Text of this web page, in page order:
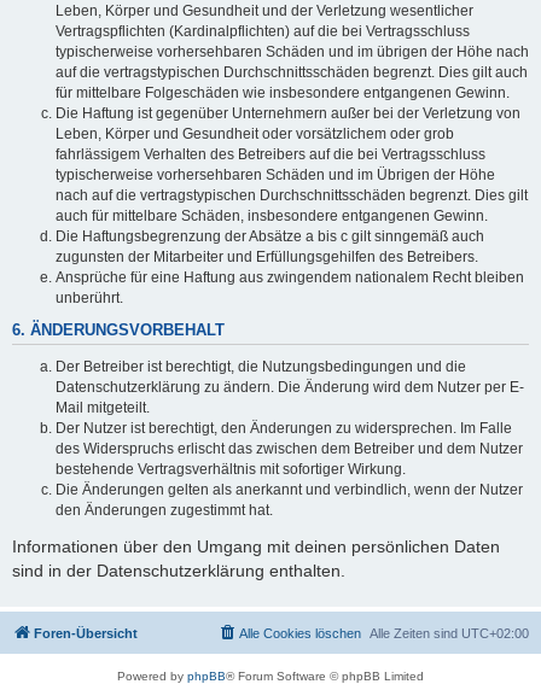
Leben, Körper und Gesundheit und der Verletzung wesentlicher
Vertragspflichten (Kardinalpflichten) auf die bei Vertragsschluss
typischerweise vorhersehbaren Schäden und im übrigen der Höhe nach
auf die vertragstypischen Durchschnittsschäden begrenzt. Dies gilt auch
für mittelbare Folgeschäden wie insbesondere entgangenen Gewinn.
Die Haftung ist gegenüber Unternehmern außer bei der Verletzung von
Leben, Körper und Gesundheit oder vorsätzlichem oder grob
fahrlässigem Verhalten des Betreibers auf die bei Vertragsschluss
typischerweise vorhersehbaren Schäden und im Übrigen der Höhe
nach auf die vertragstypischen Durchschnittsschäden begrenzt. Dies gilt
auch für mittelbare Schäden, insbesondere entgangenen Gewinn.
Die Haftungsbegrenzung der Absätze a bis c gilt sinngemäß auch
zugunsten der Mitarbeiter und Erfüllungsgehilfen des Betreibers.
Ansprüche für eine Haftung aus zwingendem nationalem Recht bleiben
unberührt.
6. ÄNDERUNGSVORBEHALT
Der Betreiber ist berechtigt, die Nutzungsbedingungen und die
Datenschutzerklärung zu ändern. Die Änderung wird dem Nutzer per E-
Mail mitgeteilt.
Der Nutzer ist berechtigt, den Änderungen zu widersprechen. Im Falle
des Widerspruchs erlischt das zwischen dem Betreiber und dem Nutzer
bestehende Vertragsverhältnis mit sofortiger Wirkung.
Die Änderungen gelten als anerkannt und verbindlich, wenn der Nutzer
den Änderungen zugestimmt hat.
Informationen über den Umgang mit deinen persönlichen Daten
sind in der Datenschutzerklärung enthalten.
Foren-Übersicht Alle Zeiten sind UTC+02:00
Alle Cookies löschen
Powered by phpBB® Forum Software © phpBB Limited